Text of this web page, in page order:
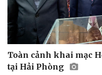
Tư vấn
Săn Tour
Toàn cảnh khai mạc
tại Hải Phòng